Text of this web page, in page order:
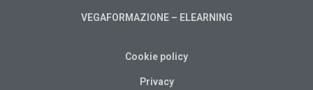
VEGAFORMAZIONE – ELEARNING
Cookie policy
Privacy